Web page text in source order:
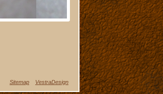
VestraDesign
Sitemap